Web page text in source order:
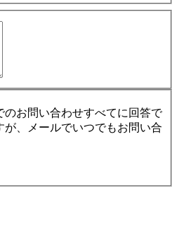
のお問い合わせすべてに回答で
が、メールでいつでもお問い合